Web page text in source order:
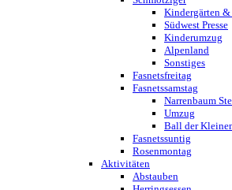
Kindergärten &
Südwest Presse
Kinderumzug
Alpenland
Sonstiges
Fasnetsfreitag
Fasnetssamstag
Narrenbaum
Umzug
Ball der
Fasnetssuntig
Rosenmontag
Aktivitäten
Abstauben